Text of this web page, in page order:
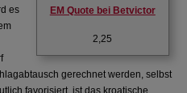
EM Quote bei Betvictor
2,25
es
gerechnet werden, selbst
favorisiert, ist das kroatische